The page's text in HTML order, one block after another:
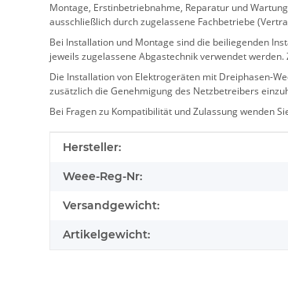
Montage, Erstinbetriebnahme, Reparatur und
ausschließlich durch zugelassene Fachbetriebe
Bei Installation und Montage sind die beiliegenden
jeweils zugelassene Abgastechnik verwendet
Die Installation von Elektrogeräten mit Dreiphasen-
zusätzlich die Genehmigung des Netzbetreibers
Bei Fragen zu Kompatibilität und Zulassung wenden
Produkteigenschaft
Wert
Hersteller:
Weee-Reg-Nr:
Versandgewicht:
Artikelgewicht: